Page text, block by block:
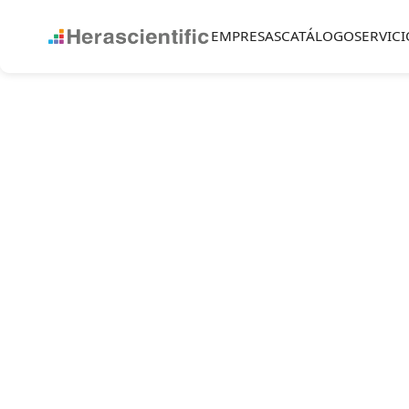
EMPRESASCATÁLOGO